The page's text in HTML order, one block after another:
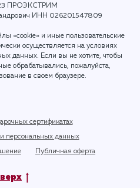
ПРОЭКСТРИМ
ИНН 026201547809
«cookie» и иные пользовательские
осуществляется на условиях
данных. Если вы не хотите, чтобы
обрабатывались, пожалуйста,
в своем браузере.
сертификатах
персональных данных
Публичная оферта